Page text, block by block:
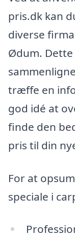
pris.dk kan
diverse
Ødum.
træffe en
god idé at
finde den
pris til din
For at
speciale i